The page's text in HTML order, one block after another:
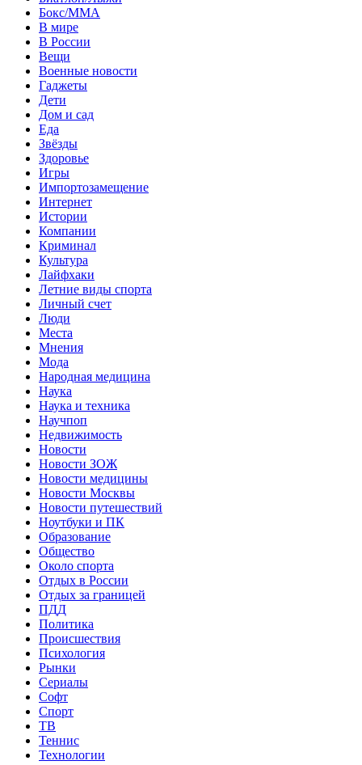
Бокс/MMA
В мире
В России
Вещи
Военные новости
Гаджеты
Дети
Дом и сад
Еда
Звёзды
Здоровье
Игры
Импортозамещение
Интернет
Истории
Компании
Криминал
Культура
Лайфхаки
Летние виды спорта
Личный счет
Люди
Места
Мнения
Мода
Народная медицина
Наука
Наука и техника
Научпоп
Недвижимость
Новости
Новости ЗОЖ
Новости медицины
Новости Москвы
Новости путешествий
Ноутбуки и ПК
Образование
Общество
Около спорта
Отдых в России
Отдых за границей
ПДД
Политика
Происшествия
Психология
Рынки
Сериалы
Софт
Спорт
ТВ
Теннис
Технологии